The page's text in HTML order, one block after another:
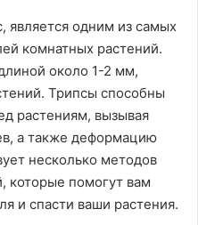
является одним из самых
комнатных растений.
около 1-2 мм,
Трипсы способны
растениям, вызывая
а также деформацию
несколько методов
которые помогут вам
и спасти ваши растения.